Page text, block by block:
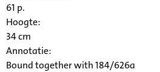
61 p.
Hoogte:
34 cm
Annotatie:
Bound together with 184/626a